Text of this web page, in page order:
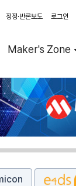
정정·반론보도 로그인
Maker's Zone